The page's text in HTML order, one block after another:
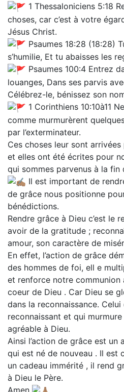
1 Thessaloniciens 5:18
choses, car c’est à votre
Jésus Christ.
Psaumes 18:28 (18:28)
s’humilie, Et tu abaisses les
Psaumes 100:4 Entrez
louanges, Dans ses parvis
Célébrez-le, bénissez son
1 Corinthiens 10:10à11
comme murmurèrent
par l’exterminateur.
Ces choses leur sont arrivées
et elles ont été écrites pour
qui sommes parvenus à la fin
Il est important de
de grâce nous positionne
bénédictions.
Rendre grâce à Dieu c’est le
avoir de la gratitude ;
amour, son caractère de
En effet, l’action de grâce
des hommes de foi, ell e
et renforce notre communion
coeur de Dieu . Car Dieu se
dans la reconnaissance. Celui
reconnaissant et qui murmure
agréable à Dieu.
Ainsi l’action de grâce est un
qui est né de nouveau . Il est
un cadeau immérité , il rend
à Dieu le Père.